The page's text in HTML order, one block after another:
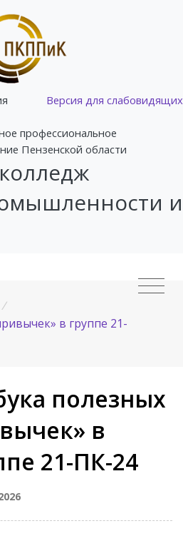
Версия для слабовидящих
профессиональное
Пензенской области
и
/
в группе 21-
полезных
в
21-ПК-24